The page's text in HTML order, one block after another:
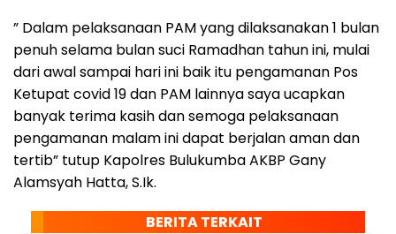
” Dalam pelaksanaan PAM yang dilaksanakan 1 bulan
penuh selama bulan suci Ramadhan tahun ini, mulai
dari awal sampai hari ini baik itu pengamanan Pos
Ketupat covid 19 dan PAM lainnya saya ucapkan
banyak terima kasih dan semoga pelaksanaan
pengamanan malam ini dapat berjalan aman dan
tertib” tutup Kapolres Bulukumba AKBP Gany
Alamsyah Hatta, S.Ik.
BERITA TERKAIT